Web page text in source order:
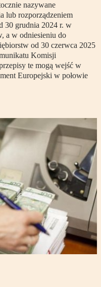
nazywane
lub rozporządzeniem
30 grudnia 2024 r. w
a w odniesieniu do
od 30 czerwca 2025
Komisji
te mogą wejść w
Europejski w połowie